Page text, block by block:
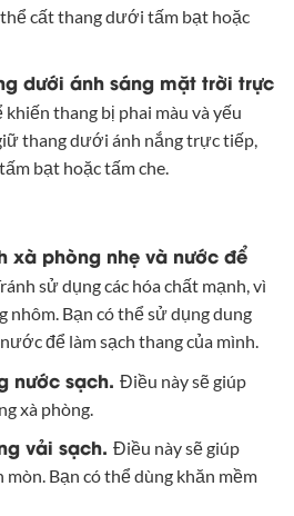
thể cất thang dưới tấm bạt hoặc
dưới ánh sáng mặt trời trực
thang bị phai màu và yếu
thang dưới ánh nắng trực tiếp,
bạt hoặc tấm che.
xà phòng nhẹ và nước để
sử dụng các hóa chất mạnh, vì
nhôm. Bạn có thể sử dụng dung
để làm sạch thang của mình.
nước sạch. Điều này sẽ giúp
xà phòng.
vải sạch. Điều này sẽ giúp
mòn. Bạn có thể dùng khăn mềm